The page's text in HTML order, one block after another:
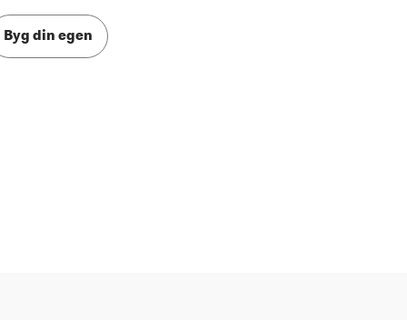
Byg din egen